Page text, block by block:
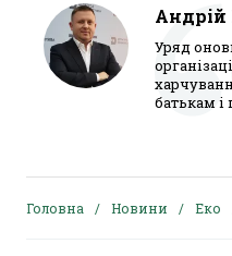
Андрій
Уряд
батькам
Головна Новини Еко